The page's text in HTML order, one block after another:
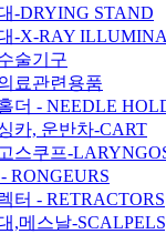
-DRYING STAND
-X-RAY
술기구
료관련용품
더 - NEEDLE
카, 운반차-CART
스쿠프-
RONGEURS
터 - RETRACTORS
,메스날-